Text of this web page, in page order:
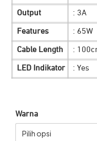
Output : 3A
Features : 65W
Cable Length :
LED Indikator : Yes
Warna
Pilih opsi